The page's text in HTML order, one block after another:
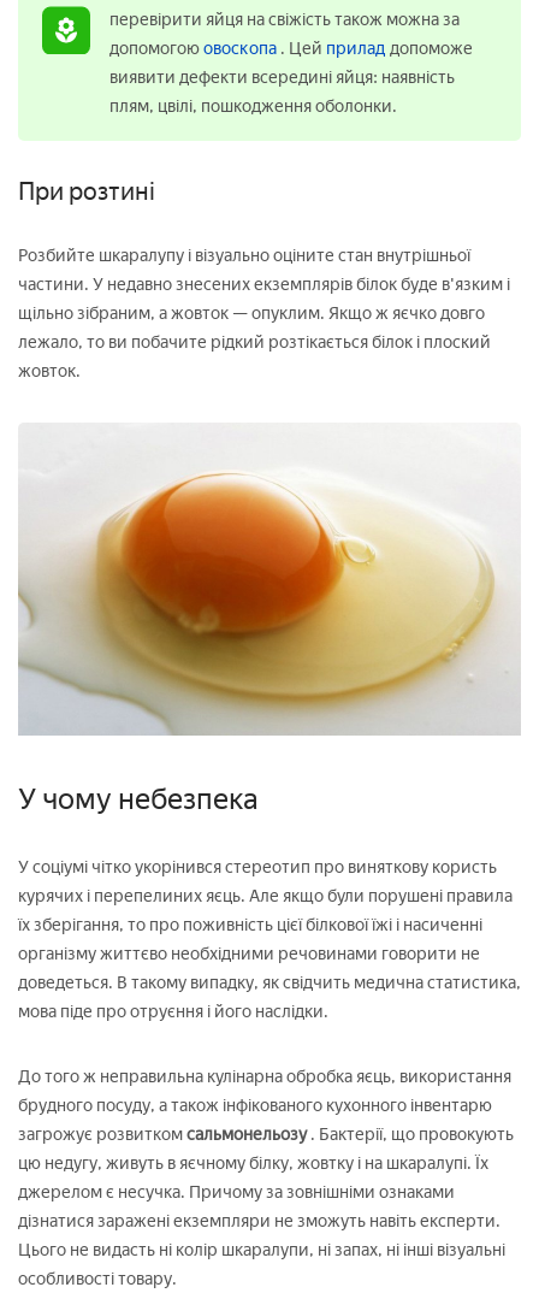
перевірити яйця на свіжість також можна за
допомогоюовоскопа . Цей прилад допоможе
виявити дефекти всередині яйця: наявність
плям, цвілі, пошкодження оболонки.
При розтині
Розбийте шкаралупу і візуально оціните стан внутрішньої
частини. У недавно знесених екземплярів білок буде в'язким і
щільно зібраним, а жовток — опуклим. Якщо ж яєчко довго
лежало, то ви побачите рідкий розтікається білок і плоский
жовток.
У чому небезпека
У соціумі чітко укорінився стереотип про виняткову користь
курячих і перепелиних яєць. Але якщо були порушені правила
їх зберігання, то про поживність цієї білкової їжі і насиченні
організму життєво необхідними речовинами говорити не
доведеться. В такому випадку, як свідчить медична статистика,
мова піде про отруєння і його наслідки.
До того ж неправильна кулінарна обробка яєць, використання
брудного посуду, а також інфікованого кухонного інвентарю
загрожує розвиткомсальмонельозу. Бактерії, що провокують
цю недугу, живуть в яєчному білку, жовтку і на шкаралупі. Їх
джерелом є несучка. Причому за зовнішніми ознаками
дізнатися заражені екземпляри не зможуть навіть експерти.
Цього не видасть ні колір шкаралупи, ні запах, ні інші візуальні
особливості товару.